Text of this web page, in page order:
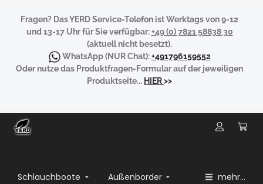
Fragen? Das YERD Service-Telefon ist Werktags von 9-12
und 13-17 Uhr für Sie verfügbar:+49 (0) 7821 58838 30
(aktuell nicht besetzt).
WhatsApp(NUR Chat):+491796159552
Oder nutze das Produktfragen-Formular auf der jeweiligen
Produktseite... HIER>>
Schlauchboote Außenborder mehr...